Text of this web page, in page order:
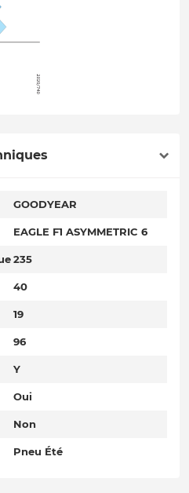
GOODYEAR
EAGLE F1 ASYMMETRIC 6
235
40
19
96
Y
Oui
Non
Pneu Été